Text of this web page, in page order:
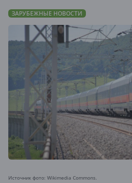
ЗАРУБЕЖНЫЕ НОВОСТИ
Источник фото: Wikimedia Commons.